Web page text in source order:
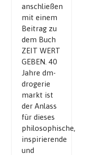
anschließen
mit einem
Beitrag zu
dem Buch
ZEIT WERT
GEBEN. 40
Jahre dm-
drogerie
markt ist
der Anlass
für dieses
philosophische,
inspirierende
und